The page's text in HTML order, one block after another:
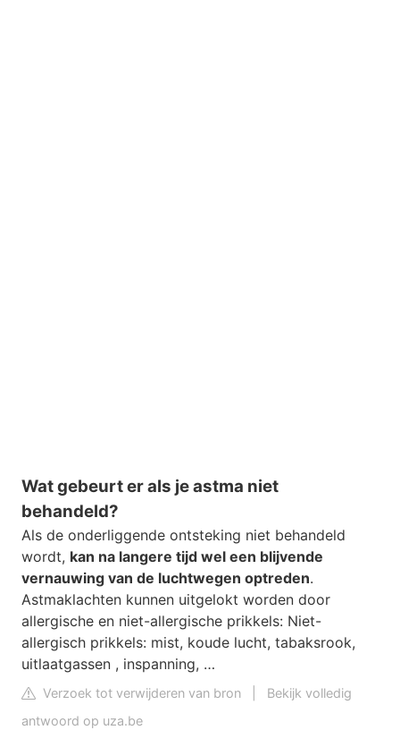
Wat gebeurt er als je astma niet
behandeld?
Als de onderliggende ontsteking niet behandeld
wordt, kan na langere tijd wel een blijvende
vernauwing van de luchtwegen optreden.
Astmaklachten kunnen uitgelokt worden door
allergische en niet-allergische prikkels: Niet-
allergisch prikkels: mist, koude lucht, tabaksrook,
uitlaatgassen , inspanning, …
Verzoek tot verwijderen van bron
Bekijk volledig
antwoord op uza.be